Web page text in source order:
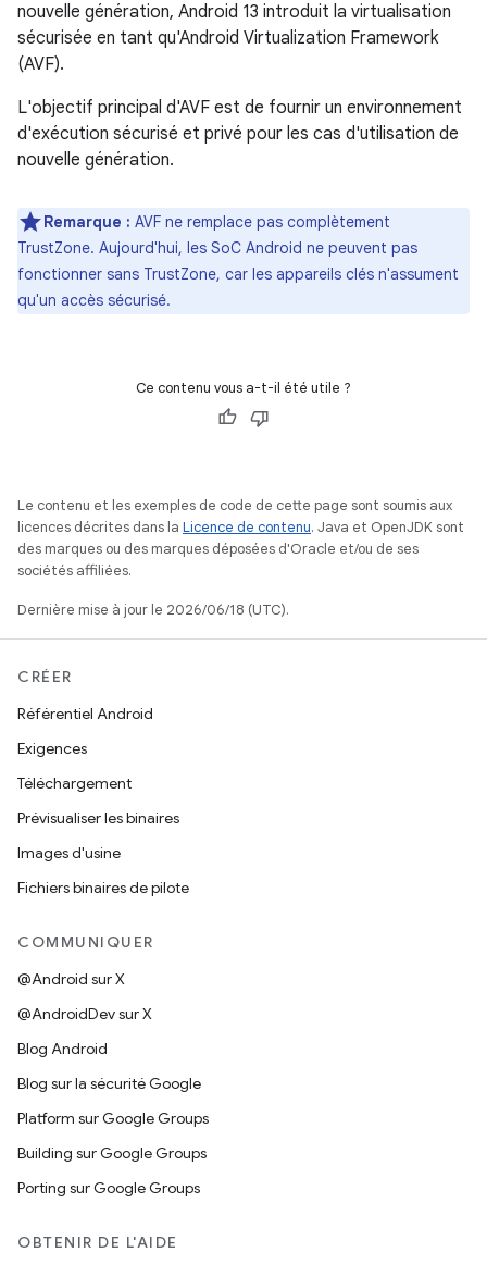
nouvelle génération, Android 13 introduit la virtualisation
sécurisée en tant qu'Android Virtualization Framework
(AVF).
L'objectif principal d'AVF est de fournir un environnement
d'exécution sécurisé et privé pour les cas d'utilisation de
nouvelle génération.
Remarque : AVF ne remplace pas complètement
TrustZone. Aujourd'hui, les SoC Android ne peuvent pas
fonctionner sans TrustZone, car les appareils clés n'assument
qu'un accès sécurisé.
Ce contenu vous a-t-il été utile ?
Le contenu et les exemples de code de cette page sont soumis aux
licences décrites dans la Licence de contenu. Java et OpenJDK sont
des marques ou des marques déposées d'Oracle et/ou de ses
sociétés affiliées.
Dernière mise à jour le 2026/06/18 (UTC).
CRÉER
Référentiel Android
Exigences
Téléchargement
Prévisualiser les binaires
Images d'usine
Fichiers binaires de pilote
COMMUNIQUER
@Android sur X
@AndroidDev sur X
Blog Android
Blog sur la sécurité Google
Platform sur Google Groups
Building sur Google Groups
Porting sur Google Groups
OBTENIR DE L'AIDE